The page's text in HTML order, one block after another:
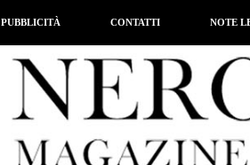
PUBBLICITÀ CONTATTI NOTE